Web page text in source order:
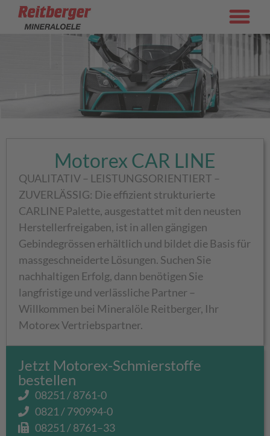
Motorex CAR LINE
QUALITATIV – LEISTUNGSORIENTIERT –
ZUVERLÄSSIG: Die effizient strukturierte
CARLINE Palette, ausgestattet mit den neusten
Herstellerfreigaben, ist in allen gängigen
Gebindegrössen erhältlich und bildet die Basis für
massgeschneiderte Lösungen. Suchen Sie
nachhaltigen Erfolg, dann benötigen Sie
langfristige und verlässliche Partner –
Willkommen bei Mineralöle Reitberger, Ihr
Motorex Vertriebspartner.
Jetzt Motorex-Schmierstoffe
bestellen
08251 / 8761-0
0821 / 790994-0
08251 / 8761–33